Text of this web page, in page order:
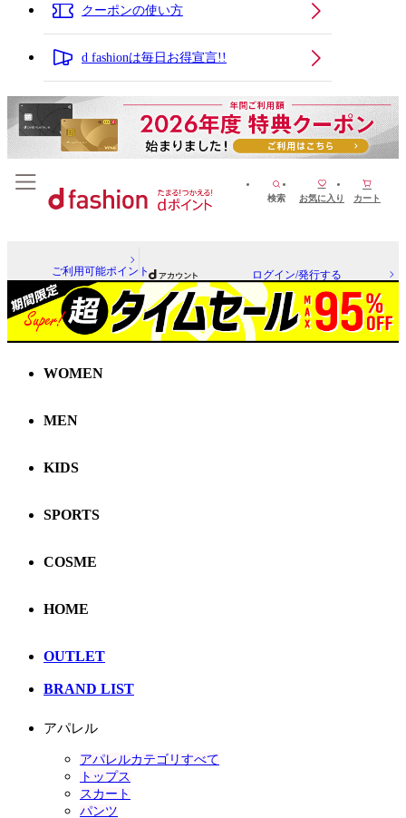
クーポンの使い方
d fashionは毎日お得宣言!!
検索 お気に入り カート
ご利用可能ポイント ログイン/発行する
WOMEN
MEN
KIDS
SPORTS
COSME
HOME
OUTLET
BRAND LIST
アパレル
アパレルカテゴリすべて
トップス
スカート
パンツ